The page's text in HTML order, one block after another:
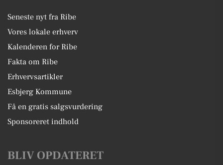
Seneste nyt fra Ribe
Vores lokale erhverv
Kalenderen for Ribe
Fakta om Ribe
Erhvervsartikler
Esbjerg Kommune
Få en gratis salgsvurdering
Sponsoreret indhold
BLIV OPDATERET